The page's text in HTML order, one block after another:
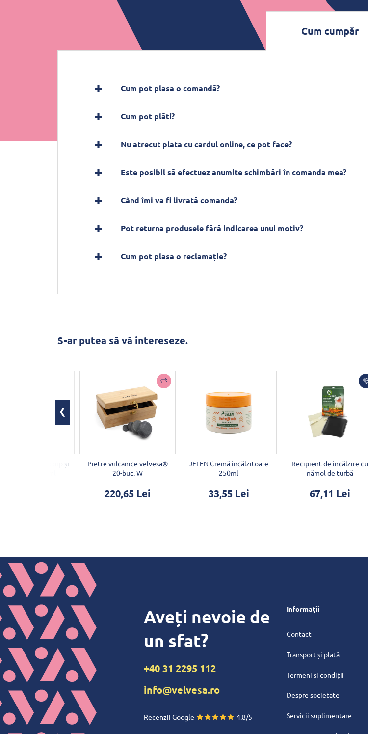
Cum cumpăr
Cum pot plasa o comandă?
Cum pot plăti?
Nu atrecut plata cu cardul online, ce pot face?
Este posibil să efectuez anumite schimbări în comanda mea?
Când îmi va fi livrată comanda?
Pot returna produsele fără indicarea unui motiv?
Cum pot plasa o reclamație?
S-ar putea să vă intereseze.
masaj pentru corp și
Pietre vulcanice velvesa®
20-buc. W
220,65 Lei
JELEN Cremă încălzitoare
250ml
33,55 Lei
Recipient de încălzire cu
nămol de turbă
67,11 Lei
Aveți nevoie de
un sfat?
+40 31 2295 112
info@velvesa.ro
Recenzii Google 4.8/5
Informații
Contact
Transport și plată
Termeni și condiții
Despre societate
Servicii suplimentare